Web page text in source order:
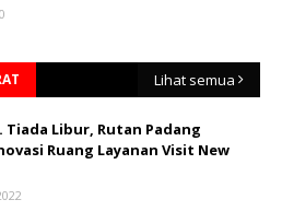
Lihat semua
Tiada Libur, Rutan Padang
Ruang Layanan Visit New